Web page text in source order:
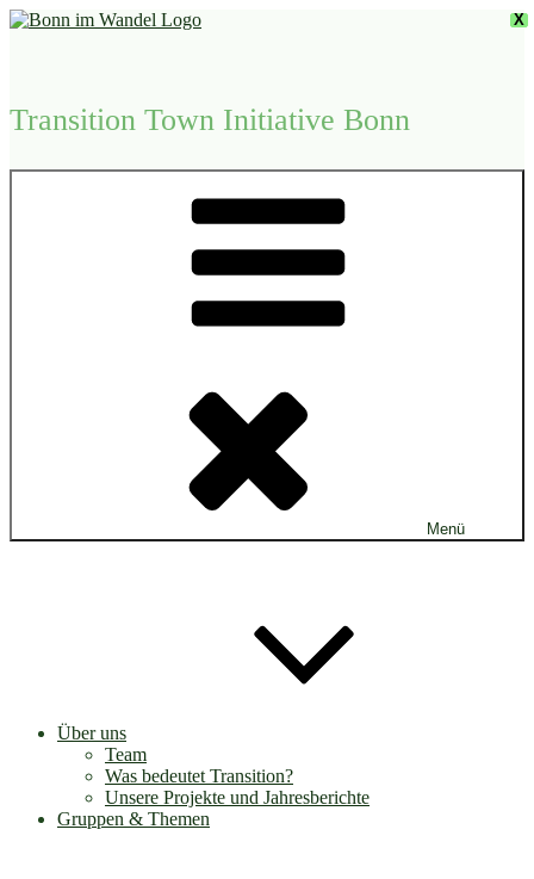
Zum
Transition Town Initiative Bonn
Menü
Über uns
Team
Was bedeutet Transition?
Unsere Projekte und Jahresberichte
Gruppen & Themen
X